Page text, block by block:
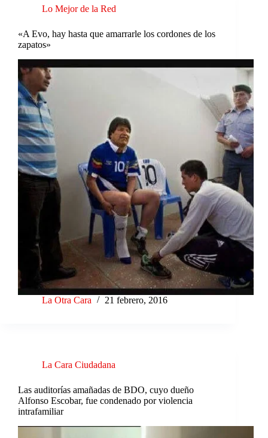
Lo Mejor de la Red
«A Evo, hay hasta que amarrarle los cordones de los
zapatos»
La Otra Cara 21 febrero, 2016
La Cara Ciudadana
Las auditorías amañadas de BDO, cuyo dueño
Alfonso Escobar, fue condenado por violencia
intrafamiliar